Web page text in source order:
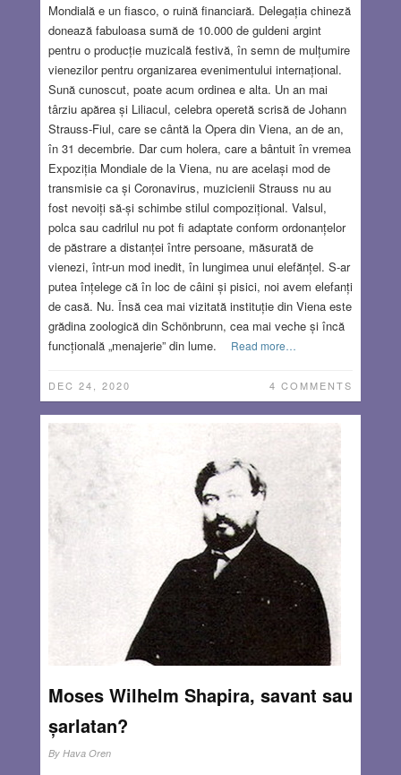
Mondială e un fiasco, o ruină financiară. Delegația chineză
donează fabuloasa sumă de 10.000 de guldeni argint
pentru o producție muzicală festivă, în semn de mulțumire
vienezilor pentru organizarea evenimentului internațional.
Sună cunoscut, poate acum ordinea e alta. Un an mai
târziu apărea și Liliacul, celebra operetă scrisă de Johann
Strauss-Fiul, care se cântă la Opera din Viena, an de an,
în 31 decembrie. Dar cum holera, care a bântuit în vremea
Expoziția Mondiale de la Viena, nu are același mod de
transmisie ca și Coronavirus, muzicienii Strauss nu au
fost nevoiți să-și schimbe stilul compozițional. Valsul,
polca sau cadrilul nu pot fi adaptate conform ordonanțelor
de păstrare a distanței între persoane, măsurată de
vienezi, într-un mod inedit, în lungimea unui elefănțel. S-ar
putea înțelege că în loc de câini și pisici, noi avem elefanți
de casă. Nu. Însă cea mai vizitată instituție din Viena este
grădina zoologică din Schönbrunn, cea mai veche și încă
funcțională „menajerie” din lume.
Read more…
DEC 24, 2020 4 COMMENTS
Moses Wilhelm Shapira, savant sau
șarlatan?
By Hava Oren